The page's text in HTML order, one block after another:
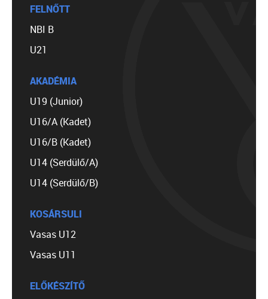
FELNŐTT
NBI B
U21
AKADÉMIA
U19 (Junior)
U16/A (Kadet)
U16/B (Kadet)
U14 (Serdülő/A)
U14 (Serdülő/B)
KOSÁRSULI
Vasas U12
Vasas U11
ELŐKÉSZÍTŐ